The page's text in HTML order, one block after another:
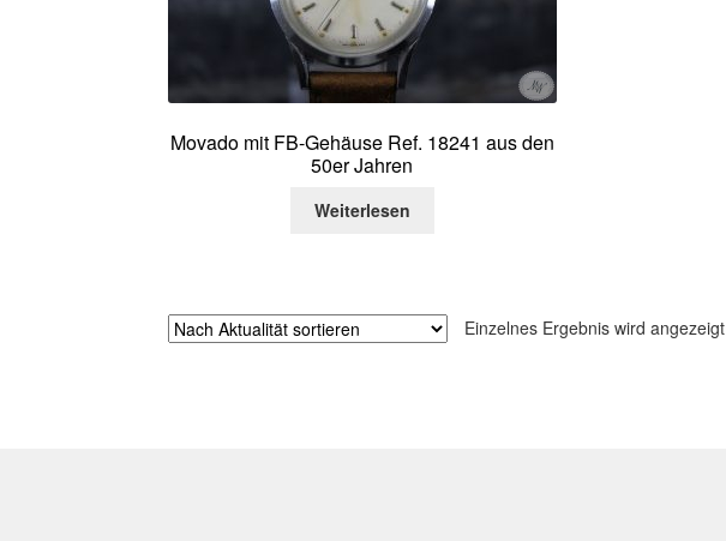
Movado mit FB-Gehäuse Ref. 18241 aus den
50er Jahren
Weiterlesen
Einzelnes Ergebnis wird angezeigt